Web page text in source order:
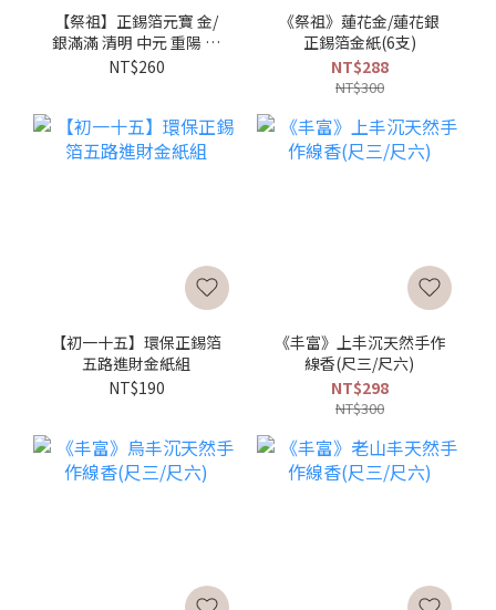
【祭祖】正錫箔元寶 金/
銀滿滿 清明 中元 重陽 做
忌 百日 對年推薦
NT$260
《祭祖》蓮花金/蓮花銀
正錫箔金紙(6支)
NT$288
NT$300
【初一十五】環保正錫箔
五路進財金紙組
NT$190
《丰富》上丰沉天然手作
線香(尺三/尺六)
NT$298
NT$300